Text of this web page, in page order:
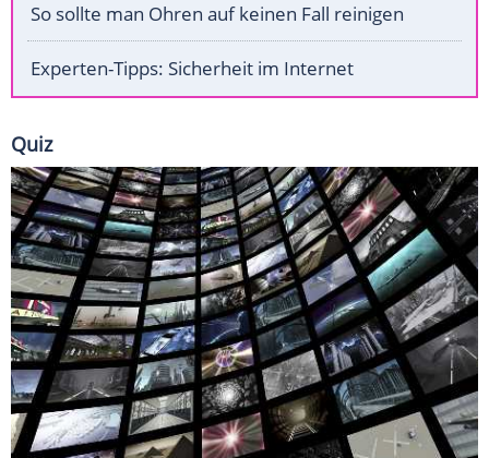
So sollte man Ohren auf keinen Fall reinigen
Experten-Tipps: Sicherheit im Internet
Quiz